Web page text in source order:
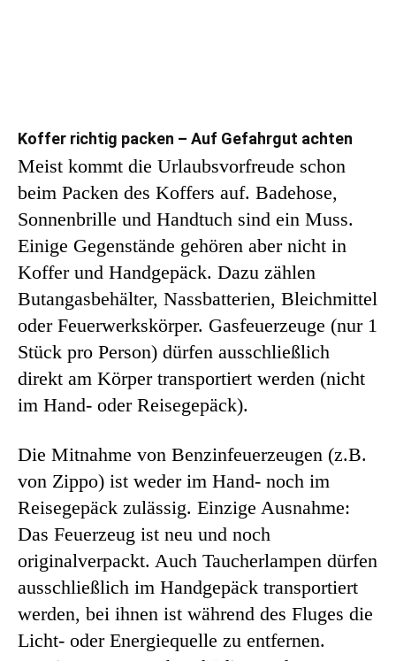
Koffer richtig packen – Auf Gefahrgut achten
Meist kommt die Urlaubsvorfreude schon
beim Packen des Koffers auf. Badehose,
Sonnenbrille und Handtuch sind ein Muss.
Einige Gegenstände gehören aber nicht in
Koffer und Handgepäck. Dazu zählen
Butangasbehälter, Nassbatterien, Bleichmittel
oder Feuerwerkskörper. Gasfeuerzeuge (nur 1
Stück pro Person) dürfen ausschließlich
direkt am Körper transportiert werden (nicht
im Hand- oder Reisegepäck).
Die Mitnahme von Benzinfeuerzeugen (z.B.
von Zippo) ist weder im Hand- noch im
Reisegepäck zulässig. Einzige Ausnahme:
Das Feuerzeug ist neu und noch
originalverpackt. Auch Taucherlampen dürfen
ausschließlich im Handgepäck transportiert
werden, bei ihnen ist während des Fluges die
Licht- oder Energiequelle zu entfernen.